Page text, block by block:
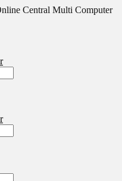
Central Multi Computer